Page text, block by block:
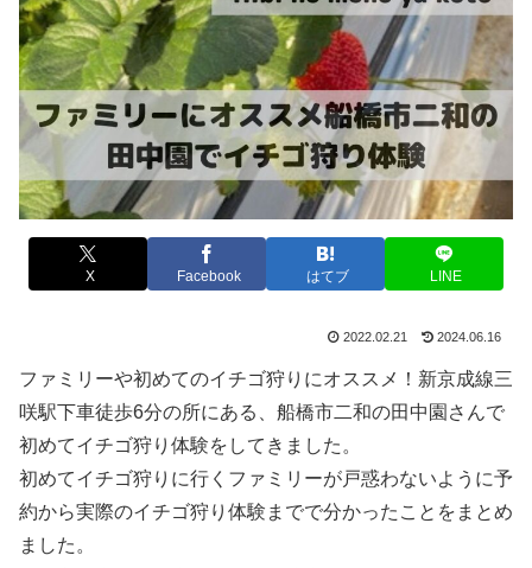
X Facebook はてブ LINE
2022.02.21 2024.06.16
ファミリーや初めてのイチゴ狩りにオススメ！新京成線三
咲駅下車徒歩6分の所にある、船橋市二和の田中園さんで
初めてイチゴ狩り体験をしてきました。
初めてイチゴ狩りに行くファミリーが戸惑わないように予
約から実際のイチゴ狩り体験までで分かったことをまとめ
ました。